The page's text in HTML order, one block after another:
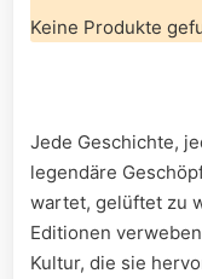
Keine Produkte
Jede Geschichte,
legendäre
wartet, gelüftet zu
⁣Editionen
Kultur, die sie